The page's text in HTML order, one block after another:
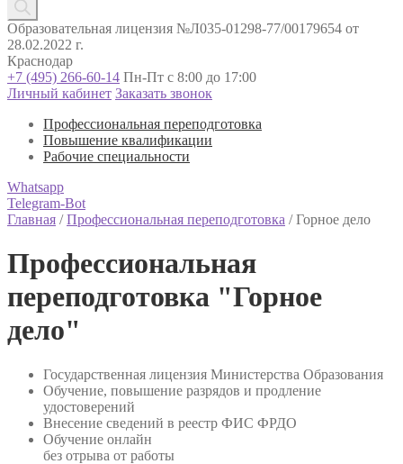
Образовательная лицензия №Л035-01298-77/00179654 от
28.02.2022 г.
Краснодар
+7 (495) 266-60-14 Пн-Пт с 8:00 до 17:00
Личный кабинет Заказать звонок
Профессиональная переподготовка
Повышение квалификации
Рабочие специальности
Whatsapp
Telegram-Bot
Главная /Профессиональная переподготовка /Горное дело
Профессиональная
переподготовка "Горное
дело"
Государственная лицензия Министерства Образования
Обучение, повышение разрядов и продление
удостоверений
Внесение сведений в реестр ФИС ФРДО
Обучение онлайн
без отрыва от работы